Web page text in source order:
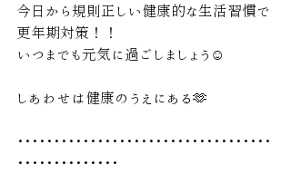
今日から規則正しい健康的な生活習慣で
更年期対策！！
いつまでも元気に過ごしましょう☺️
しあわせは健康のうえにある🫶
･･･････････････････････････････････
･･････････････